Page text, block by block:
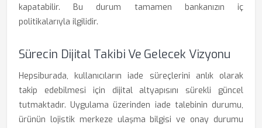
kapatabilir. Bu durum tamamen bankanızın iç
politikalarıyla ilgilidir.
Sürecin Dijital Takibi Ve Gelecek Vizyonu
Hepsiburada, kullanıcıların iade süreçlerini anlık olarak
takip edebilmesi için dijital altyapısını sürekli güncel
tutmaktadır. Uygulama üzerinden iade talebinin durumu,
ürünün lojistik merkeze ulaşma bilgisi ve onay durumu